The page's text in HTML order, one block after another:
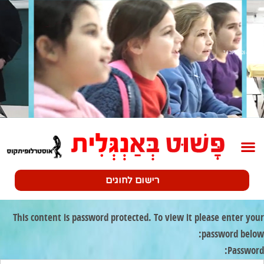
רישום לחוגים
This content is password protected. To view it please enter your
password below:
Password: